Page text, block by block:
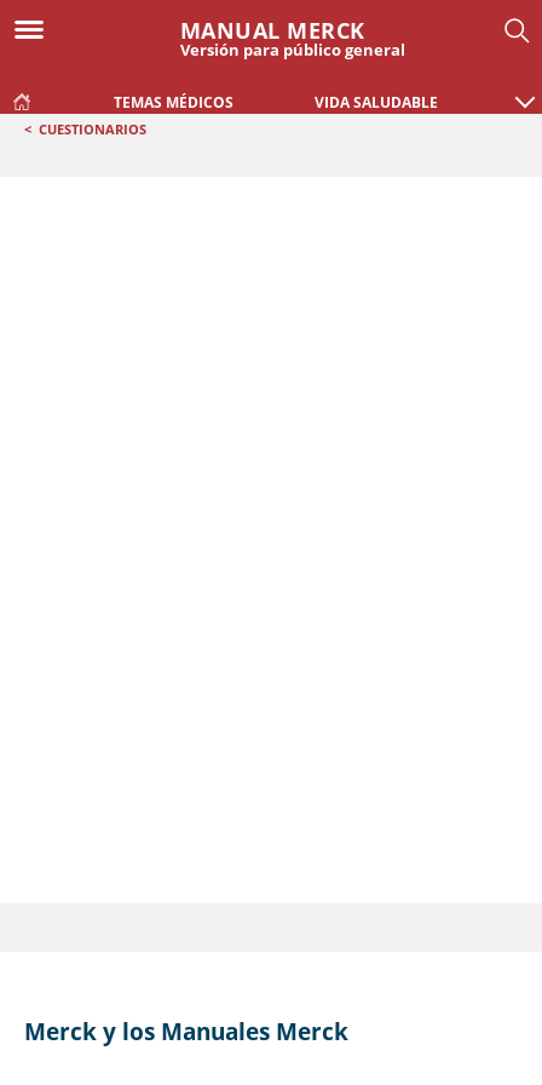
MANUAL MERCK
Versión para público general
TEMAS MÉDICOS VIDA SALUDABLE
< CUESTIONARIOS
Merck y los Manuales Merck